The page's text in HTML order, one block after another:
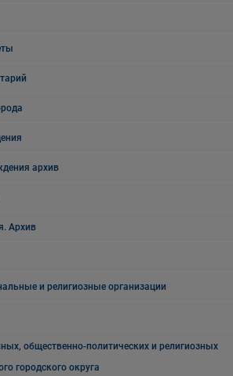
архив
Архив
и религиозные организации
общественно-политических и религиозных
городского округа